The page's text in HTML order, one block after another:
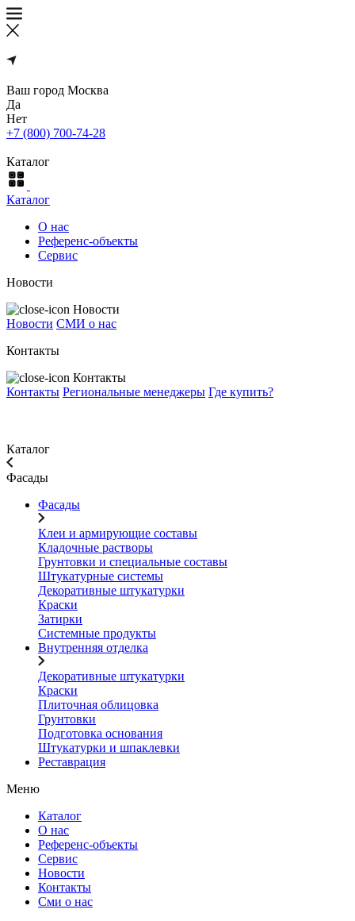
Ваш город Москва
Да
Нет
+7 (800) 700-74-28
Каталог
Каталог
О нас
Референс-объекты
Сервис
Новости
Новости
Новости СМИ о нас
Контакты
Контакты
Контакты Региональные менеджеры Где купить?
Каталог
Фасады
Фасады
Клеи и армирующие составы
Кладочные растворы
Грунтовки и специальные составы
Штукатурные системы
Декоративные штукатурки
Краски
Затирки
Системные продукты
Внутренняя отделка
Декоративные штукатурки
Краски
Плиточная облицовка
Грунтовки
Подготовка основания
Штукатурки и шпаклевки
Реставрация
Меню
Каталог
О нас
Референс-объекты
Сервис
Новости
Контакты
Сми о нас